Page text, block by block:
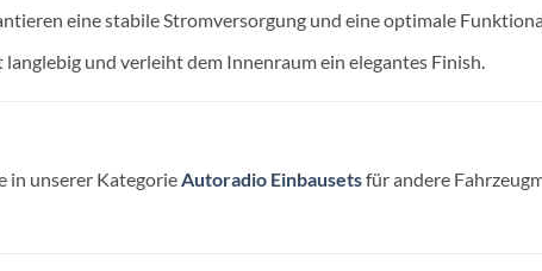
eine stabile Stromversorgung und eine optimale
und verleiht dem Innenraum ein elegantes Finish.
in unserer Kategorie Autoradio Einbausetsfür andere